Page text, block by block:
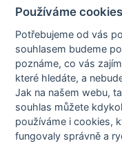
Členové STOBklubu
Zásady nakládání s
Otestujte se
Spočítejte si
Výzva 52
Používáme cookies
Potřebujeme od vás
souhlasem budeme
poznáme,co vás
které hledáte, a
Jak na našem webu,
souhlas můžete
používáme i cookies,
fungovaly správně a